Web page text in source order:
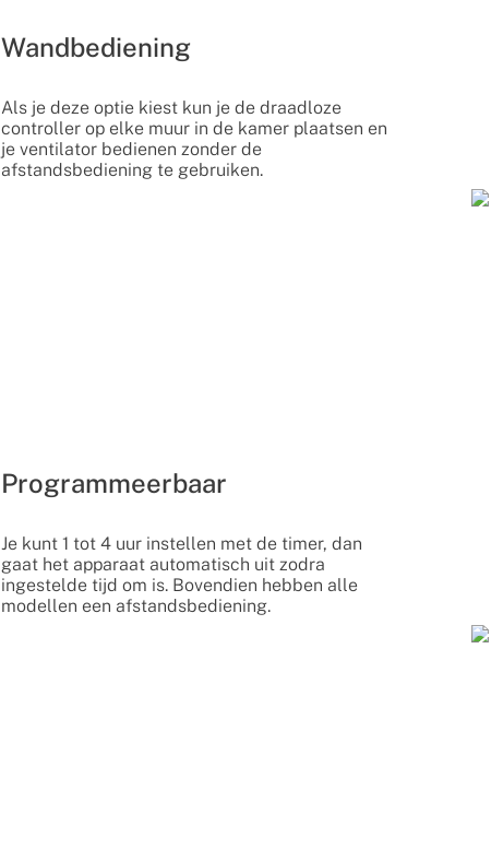
Wandbediening
Als je deze optie kiest kun je de draadloze
controller op elke muur in de kamer plaatsen en
je ventilator bedienen zonder de
afstandsbediening te gebruiken.
Programmeerbaar
Je kunt 1 tot 4 uur instellen met de timer, dan
gaat het apparaat automatisch uit zodra
ingestelde tijd om is. Bovendien hebben alle
modellen een afstandsbediening.